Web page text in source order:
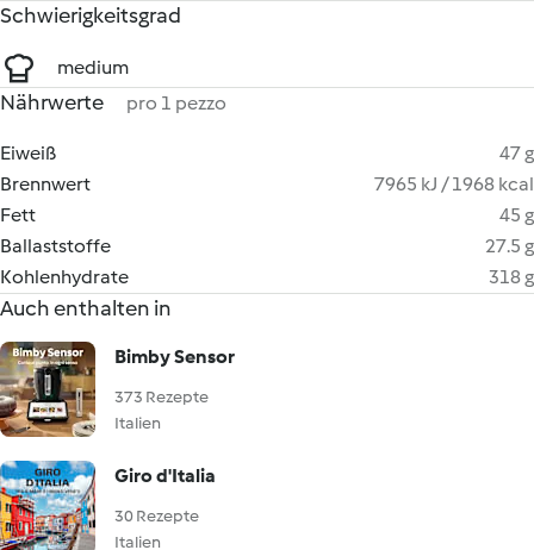
Schwierigkeitsgrad
medium
Nährwerte pro 1 pezzo
Eiweiß
47 g
Brennwert
7965 kJ / 1968 kcal
Fett
45 g
Ballaststoffe
27.5 g
Kohlenhydrate
318 g
Auch enthalten in
Bimby Sensor
373 Rezepte
Italien
Giro d'Italia
30 Rezepte
Italien